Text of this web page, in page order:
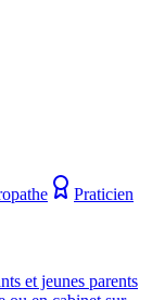
Praticien
et jeunes parents